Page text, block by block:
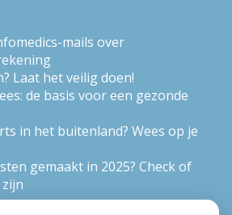
mails over
Laat het veilig doen!
de basis voor een gezonde
in het buitenland? Wees op je
gemaakt in 2025? Check of